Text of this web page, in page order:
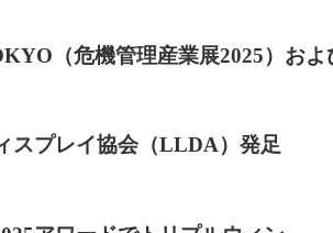
（危機管理産業展2025）お
スプレイ協会（LLDA）発足